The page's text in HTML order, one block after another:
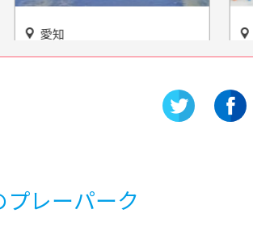
古屋」で気軽に
科学の不思議と発
学びの科学体験館」
プレーパーク